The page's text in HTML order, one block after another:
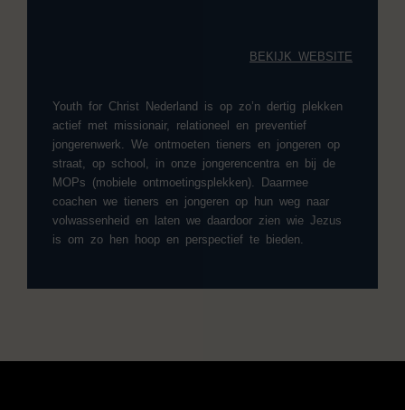
BEKIJK WEBSI TE
Youth for Christ Nederland is op zo’n dertig plekken
actief met missionair, relationeel en preventief
jongerenwerk. We ontmoeten tieners en jongeren op
straat, op school, in onze jongerencentra en bij de
MOPs (mobiele ontmoetingsplekken). Daarmee
coachen we tieners en jongeren op hun weg naar
volwassenheid en laten we daardoor zien wie Jezus
is om zo hen hoop en perspectief te bieden.